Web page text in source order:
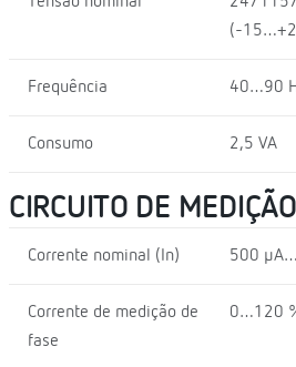
(-
Frequência 40…90
Consumo 2,5 VA
CIRCUITO DE
Corrente nominal (In) 500
Corrente de medição de
fase
0…120